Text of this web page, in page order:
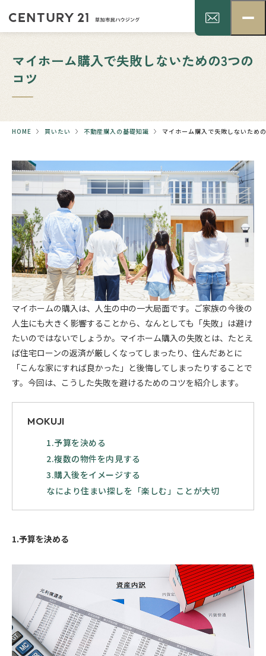
マイホーム購入で失敗しないための3つの
コツ
HOME 買いたい 不動産購入の基礎知識 マイホーム購入で失敗しないため
マイホームの購入は、人生の中の一大局面です。ご家族の今後の
人生にも大きく影響することから、なんとしても「失敗」は避け
たいのではないでしょうか。マイホーム購入の失敗とは、たとえ
ば住宅ローンの返済が厳しくなってしまったり、住んだあとに
「こんな家にすれば良かった」と後悔してしまったりすることで
す。今回は、こうした失敗を避けるためのコツを紹介します。
MOKUJI
1.予算を決める
2.複数の物件を内見する
3.購入後をイメージする
なにより住まい探しを「楽しむ」ことが大切
1.予算を決める